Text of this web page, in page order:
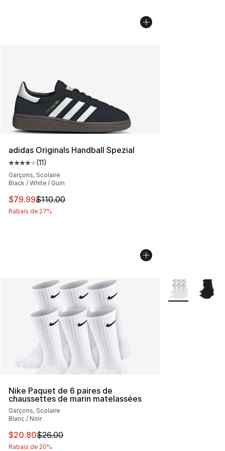
adidas Originals Handball Spezial
Cote moyenne du client - [4 sur 5 étoiles], 11
(11)
Garçons, Scolaire
Black / White / Gum
Cet article est en solde. Le prix est passé de $110.00 à
$79.99$110.00
Rabais de 27%
Nike Paquet de 6 paires de
chaussettes de marin matelassées
Garçons, Scolaire
Blanc / Noir
Cet article est en solde. Le prix est passé de $26.00 à
$20.80$26.00
Rabais de 20%
Plus de